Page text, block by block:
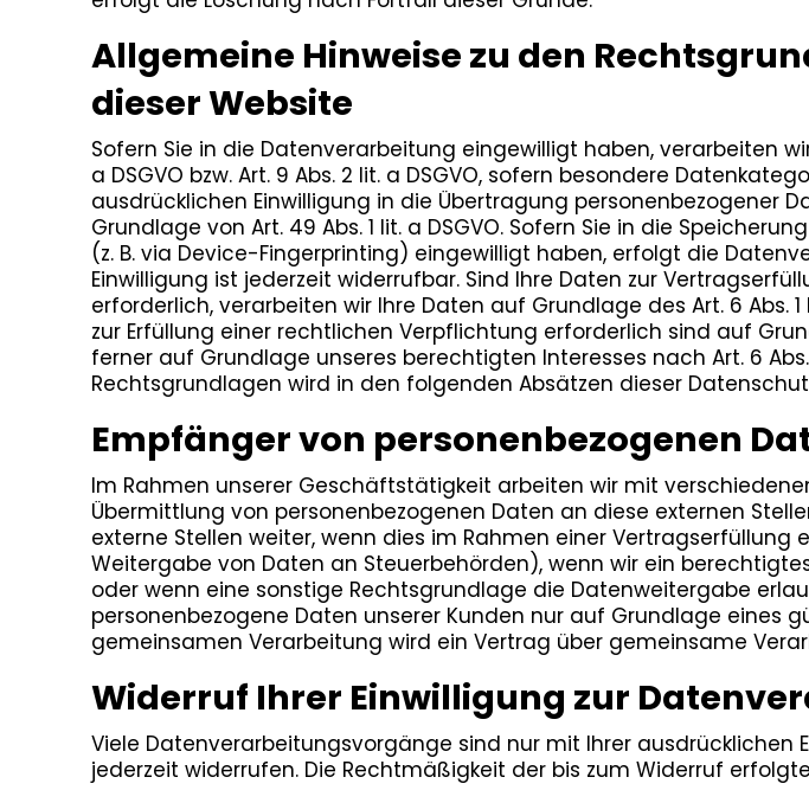
Allgemeine Hinweise zu den
dieser Website
Sofern Sie in die Datenverarbeitung eingewilligt haben, verarbeiten
a DSGVO bzw. Art. 9 Abs. 2 lit. a DSGVO, sofern besondere
ausdrücklichen Einwilligung in die Übertragung
Grundlage von Art. 49 Abs. 1 lit. a DSGVO. Sofern Sie in die
(z. B. via Device-Fingerprinting) eingewilligt haben, erfolgt die
Einwilligung ist jederzeit widerrufbar. Sind Ihre Daten zur
erforderlich, verarbeiten wir Ihre Daten auf Grundlage des Art. 6 Abs.
zur Erfüllung einer rechtlichen Verpflichtung erforderlich sind auf
ferner auf Grundlage unseres berechtigten Interesses nach Art. 6
Rechtsgrundlagen wird in den folgenden Absätzen dieser
Empfänger von personenbezogenen
Im Rahmen unserer Geschäftstätigkeit arbeiten wir mit
Übermittlung von personenbezogenen Daten an diese externen
externe Stellen weiter, wenn dies im Rahmen einer
Weitergabe von Daten an Steuerbehörden), wenn wir ein
oder wenn eine sonstige Rechtsgrundlage die Datenweitergabe
personenbezogene Daten unserer Kunden nur auf Grundlage eines
gemeinsamen Verarbeitung wird ein Vertrag über gemeinsame
Widerruf Ihrer Einwilligung zur
Viele Datenverarbeitungsvorgänge sind nur mit Ihrer ausdrücklichen
jederzeit widerrufen. Die Rechtmäßigkeit der bis zum Widerruf